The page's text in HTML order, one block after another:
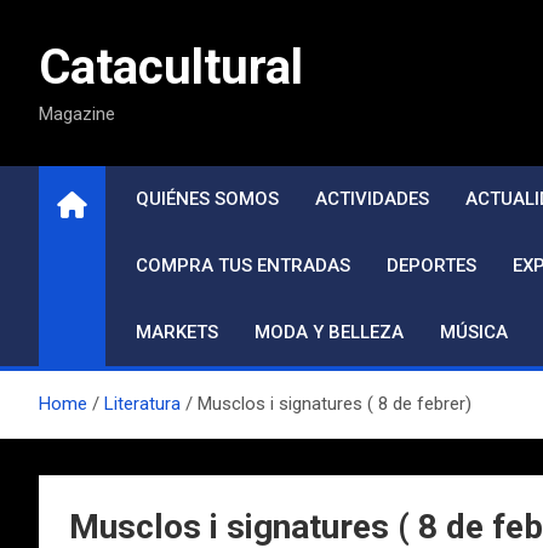
contenidoCatacultural
Magazine
QUIÉNES SOMOS ACTIVIDADES
COMPRA TUS ENTRADAS DEPORTES
MARKETS MODA Y BELLEZA MÚSICA
Home Literatura Musclos i signatures ( 8 de febrer)
Musclos i signatures ( 8 de